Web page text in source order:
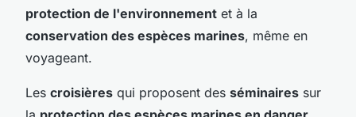
protection de l'environnement et à la
conservation des espèces marines, même en
voyageant.
Les croisières qui proposent des séminaires sur